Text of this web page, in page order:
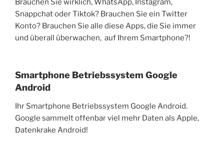
Brauchen Sie wirklich, WhatsApp, Instagram,
Snappchat oder Tiktok? Brauchen Sie ein Twitter
Konto? Brauchen Sie alle diese Apps, die Sie immer
und überall überwachen, auf Ihrem Smartphone?!
Smartphone Betriebssystem Google
Android
Ihr Smartphone Betriebssystem Google Android.
Google sammelt offenbar viel mehr Daten als Apple,
Datenkrake Android!